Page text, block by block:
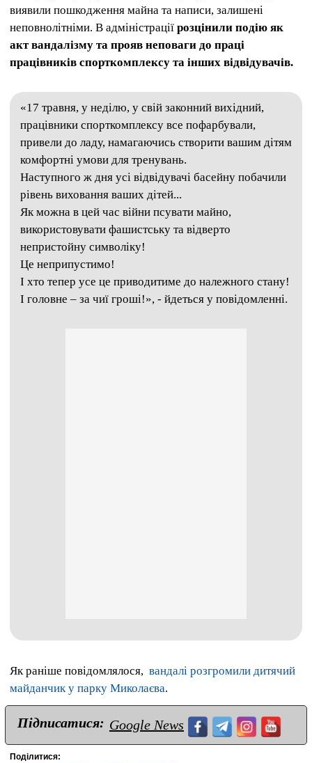
виявили пошкодження майна та написи, залишені
неповнолітніми. В адміністрації розцінили подію як
акт вандалізму та прояв неповаги до праці
працівників спорткомплексу та інших відвідувачів.
«17 травня, у неділю, у свій законний вихідний,
працівники спорткомплексу все пофарбували,
привели до ладу, намагаючись створити вашим дітям
комфортні умови для тренувань.
Наступного ж дня усі відвідувачі басейну побачили
рівень виховання ваших дітей...
Як можна в цей час війни псувати майно,
використовувати фашистську та відверто
непристойну символіку!
Це неприпустимо!
І хто тепер усе це приводитиме до належного стану!
І головне – за чиї гроші!», - йдеться у повідомленні.
Як раніше повідомлялося, вандалі розгромили дитячий
майданчик у парку Миколаєва.
Підписатися: Google News
Поділитися: